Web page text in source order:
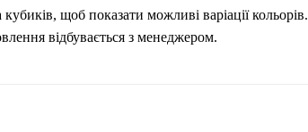
щоб показати можливі варіації кольорів.
відбувається з менеджером.